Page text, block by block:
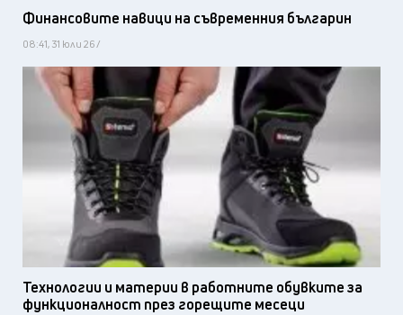
Финансовите навици на съвременния българин
08:41, 31 юли 26 /
Технологии и материи в работните обувките за
функционалност през горещите месеци